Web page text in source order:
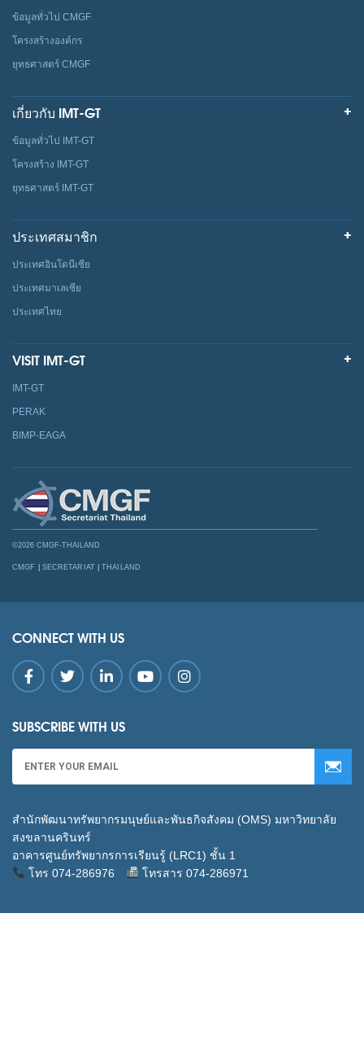
ข้อมูลทั่วไป CMGF
โครงสร้างองค์กร
ยุทธศาสตร์ CMGF
เกี่ยวกับ IMT-GT
ข้อมูลทั่วไป IMT-GT
โครงสร้าง IMT-GT
ยุทธศาสตร์ IMT-GT
ประเทศสมาชิก
ประเทศอินโดนีเซีย
ประเทศมาเลเซีย
ประเทศไทย
VISIT IMT-GT
IMT-GT
PERAK
BIMP-EAGA
©2026 CMGF-THAILAND
CMGF SECRETARIAT|THAILAND
CONNECT WITH US
SUBSCRIBE WITH US
สำนักพัฒนาทรัพยากรมนุษย์และพันธกิจสังคม (OMS) มหาวิทยาลัย
สงขลานครินทร์
อาคารศูนย์ทรัพยากรการเรียนรู้ (LRC1) ชั้น 1
โทร 074-286976
โทรสาร 074-286971